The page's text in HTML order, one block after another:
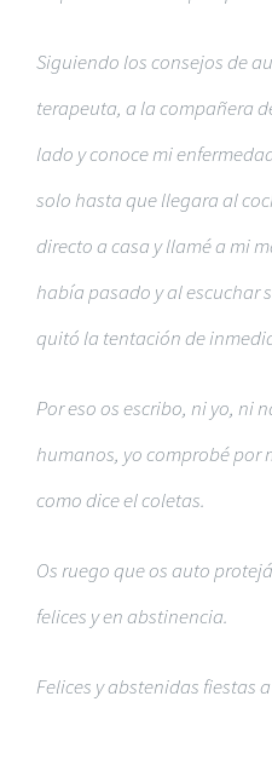
Siguiendo los consejos de
terapeuta, a la compañera
lado y conoce mi
solo hasta que llegara al
directo a casa y llamé a mi
había pasado y al escuchar
quitó la tentación de
Por eso os escribo, ni yo, ni
humanos, yo comprobé por
como dice el coletas.
Os ruego que os auto
felices y en abstinencia.
Felices y abstenidas fiestas